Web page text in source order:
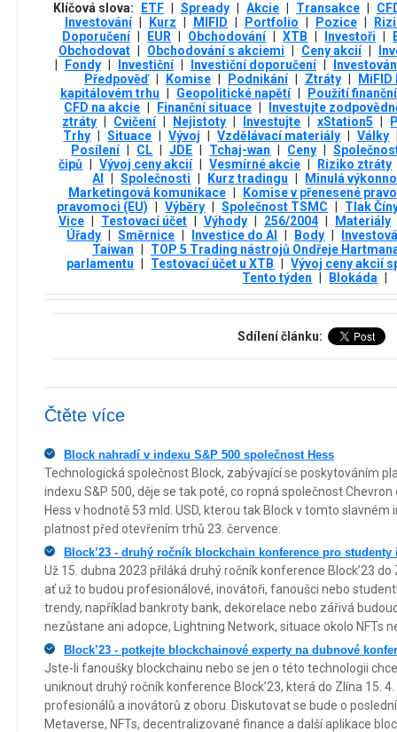
Klíčová slova: ETF Spready Akcie Transakce
Investování
Kurz MIFID Portfolio Pozice
Doporučení
EUR Obchodování XTB Investoři
Obchodovat
Obchodování s akciemi Ceny akcií
Fondy Investiční Investiční doporučení
Předpověď
Komise Podnikání Ztráty
MiFID
kapitálovém trhu
Geopolitické napětí
Použití
CFD na akcie
Finanční situace
Investujte
ztráty
Cvičení Nejistoty Investujte xStation5
Trhy
Situace Vývoj Vzdělávací materiály Války
Posílení
CL JDE Tchaj-wan Ceny
čipů
Vývoj ceny akcií Vesmírné akcie
Riziko ztráty
AI
Společnosti Kurz tradingu
Minulá
Marketingová komunikace
Komise v přenesené
pravomoci (EU)
Výběry Společnost TSMC
Tlak
Vice
Testovací účet Výhody 256/2004
Materiály
Úřady
Směrnice Investice do AI Body
Taiwan
TOP 5 Trading nástrojů Ondřeje
parlamentu
Testovací účet u XTB
Vývoj ceny akcií
Tento týden
Blokáda
Sdílení článku:
Čtěte více
Block nahradí v indexu S&P 500 společnost Hess
Technologická společnost Block, zabývající se poskytováním
indexu S&P 500, děje se tak poté, co ropná společnost
Hess v hodnotě 53 mld. USD, kterou tak Block v tomto
platnost před otevřením trhů 23. července.
Block’23 - druhý ročník blockchain konference pro
Už 15. dubna 2023 přiláká druhý ročník konference Block’23
ať už to budou profesionálové, inovátoři, fanoušci nebo
trendy, například bankroty bank, dekorelace nebo zářivá
nezůstane ani adopce, Lightning Network, situace okolo NFTs
Block’23 - potkejte blockchainové experty na dubnové
Jste-li fanoušky blockchainu nebo se jen o této technologii
uniknout druhý ročník konference Block’23, která do Zlína 15.
profesionálů a inovátorů z oboru. Diskutovat se bude o
Metaverse, NFTs, decentralizované finance a další aplikace